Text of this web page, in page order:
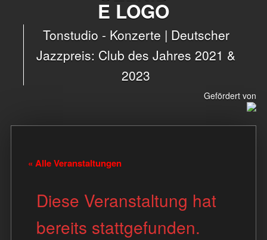
Tonstudio - Konzerte | Deutscher
Jazzpreis: Club des Jahres 2021 &
2023
Gefördert von
« Alle Veranstaltungen
Diese Veranstaltung hat
bereits stattgefunden.